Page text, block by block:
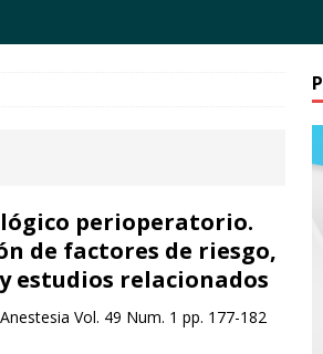
perioperatorio.
de factores de riesgo,
estudios relacionados
Vol. 49 Num. 1 pp. 177-182